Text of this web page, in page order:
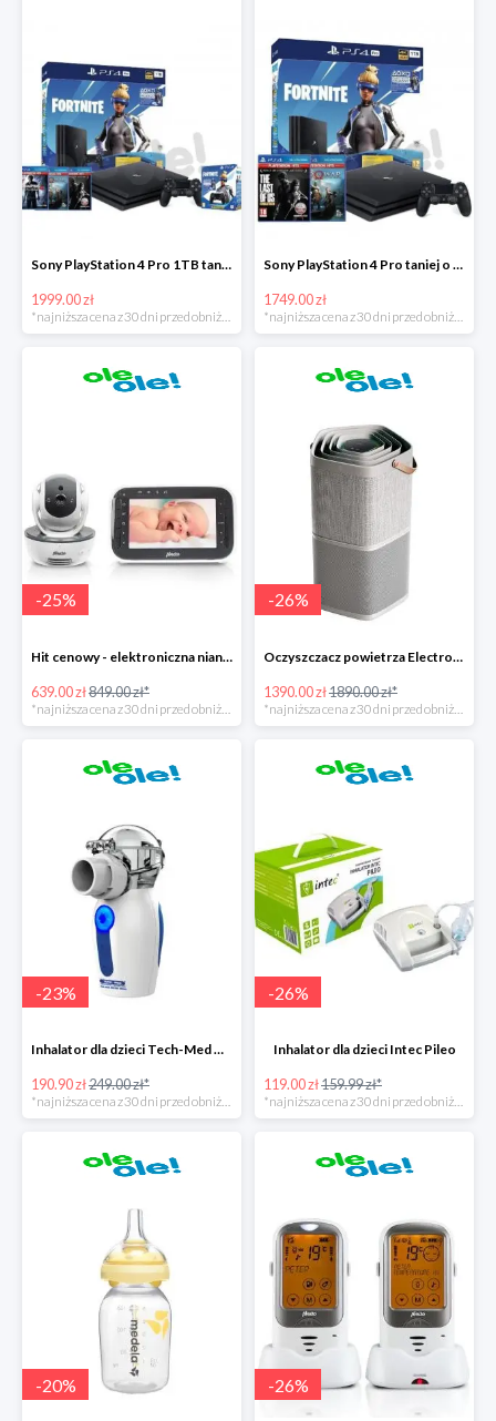
Sony PlayStation 4 Pro 1TB taniej o 220zł
1999.00 zł
Sony PlayStation 4 Pro taniej o 150zł
1749.00 zł
-25%
Hit cenowy - elektroniczna niania Alecto DVM-200
639.00 zł849.00 zł*
*najniższa cena z 30 dni przed obniżką
-26%
Oczyszczacz powietrza Electrolux Pure A9
1390.00 zł1890.00 zł*
*najniższa cena z 30 dni przed obniżką
-23%
Inhalator dla dzieci Tech-Med Neb Micro Mesh
190.90 zł249.00 zł*
*najniższa cena z 30 dni przed obniżką
-26%
Inhalator dla dzieci Intec Pileo
119.00 zł159.99 zł*
*najniższa cena z 30 dni przed obniżką
-20% -26%